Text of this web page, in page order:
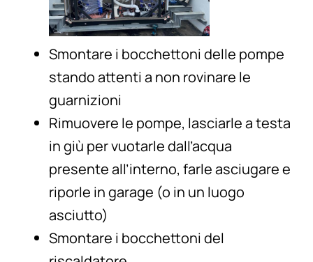
Smontare i bocchettoni delle pompe
stando attenti a non rovinare le
guarnizioni
Rimuovere le pompe, lasciarle a testa
in giù per vuotarle dall’acqua
presente all’interno, farle asciugare e
riporle in garage (o in un luogo
asciutto)
Smontare i bocchettoni del